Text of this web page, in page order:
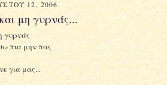
12, 2006
μη γυρνάς...
γυρνάς
πια μην πας
για μας...